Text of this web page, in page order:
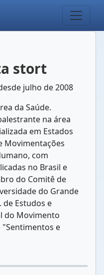
stort
julho de 2008
da Saúde.
na área
em Estados
Movimentações
com
no Brasil e
do Comitê de
do Grande
de Estudos e
do Movimento
e